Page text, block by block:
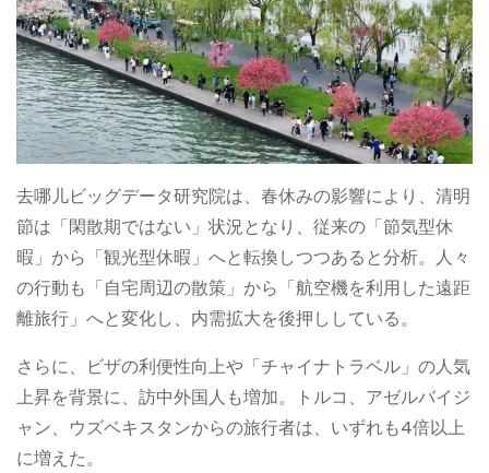
去哪儿ビッグデータ研究院は、春休みの影響により、清明
節は「閑散期ではない」状況となり、従来の「節気型休
暇」から「観光型休暇」へと転換しつつあると分析。人々
の行動も「自宅周辺の散策」から「航空機を利用した遠距
離旅行」へと変化し、内需拡大を後押ししている。
さらに、ビザの利便性向上や「チャイナトラベル」の人気
上昇を背景に、訪中外国人も増加。トルコ、アゼルバイジ
ャン、ウズベキスタンからの旅行者は、いずれも4倍以上
に増えた。